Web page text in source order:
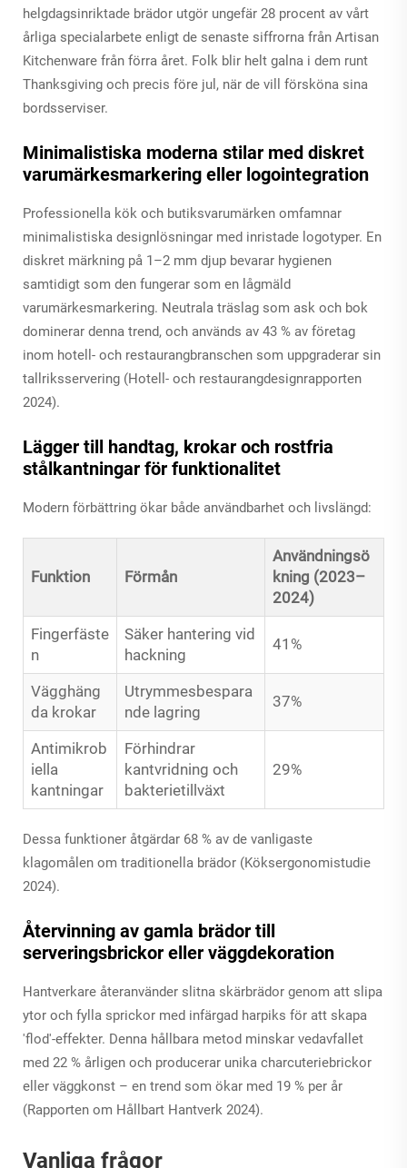
helgdagsinriktade brädor utgör ungefär 28 procent av vårt
årliga specialarbete enligt de senaste siffrorna från Artisan
Kitchenware från förra året. Folk blir helt galna i dem runt
Thanksgiving och precis före jul, när de vill försköna sina
bordsserviser.
Minimalistiska moderna stilar med diskret
varumärkesmarkering eller logointegration
Professionella kök och butiksvarumärken omfamnar
minimalistiska designlösningar med inristade logotyper. En
diskret märkning på 1–2 mm djup bevarar hygienen
samtidigt som den fungerar som en lågmäld
varumärkesmarkering. Neutrala träslag som ask och bok
dominerar denna trend, och används av 43 % av företag
inom hotell- och restaurangbranschen som uppgraderar sin
tallriksservering (Hotell- och restaurangdesignrapporten
2024).
Lägger till handtag, krokar och rostfria
stålkantningar för funktionalitet
Modern förbättring ökar både användbarhet och livslängd:
Funktion Förmån
Användningsö
kning (2023–
2024)
Fingerfäste
n
Säker hantering vid
hackning
41%
Vägghäng
da krokar
Utrymmesbespara
nde lagring
37%
Antimikrob
iella
kantningar
Förhindrar
kantvridning och
bakterietillväxt
29%
Dessa funktioner åtgärdar 68 % av de vanligaste
klagomålen om traditionella brädor (Köksergonomistudie
2024).
Återvinning av gamla brädor till
serveringsbrickor eller väggdekoration
Hantverkare återanvänder slitna skärbrädor genom att slipa
ytor och fylla sprickor med infärgad harpiks för att skapa
'flod'-effekter. Denna hållbara metod minskar vedavfallet
med 22 % årligen och producerar unika charcuteriebrickor
eller väggkonst – en trend som ökar med 19 % per år
(Rapporten om Hållbart Hantverk 2024).
Vanliga frågor